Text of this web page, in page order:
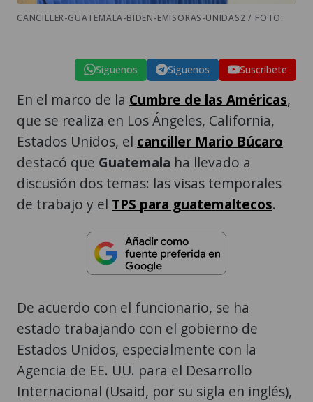
CANCILLER-GUATEMALA-BIDEN-EMISORAS-UNIDAS2 / FOTO:
Síguenos Síguenos Suscríbete
En el marco de la Cumbre de las Américas,
que se realiza en Los Ángeles, California,
Estados Unidos, el canciller Mario Búcaro
destacó que Guatemala ha llevado a
discusión dos temas: las visas temporales
de trabajo y el TPS para guatemaltecos.
De acuerdo con el funcionario, se ha
estado trabajando con el gobierno de
Estados Unidos, especialmente con la
Agencia de EE. UU. para el Desarrollo
Internacional (Usaid, por su sigla en inglés),